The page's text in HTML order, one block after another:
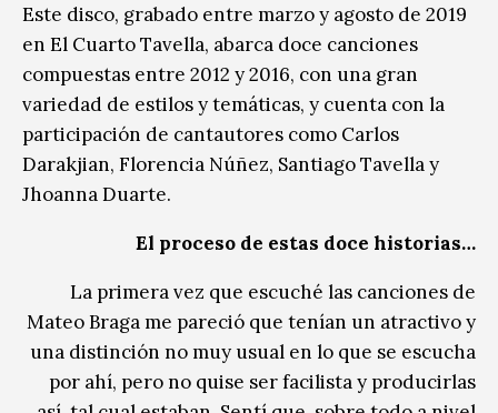
Este disco, grabado entre marzo y agosto de 2019
en El Cuarto Tavella, abarca doce canciones
compuestas entre 2012 y 2016, con una gran
variedad de estilos y temáticas, y cuenta con la
participación de cantautores como Carlos
Darakjian, Florencia Núñez, Santiago Tavella y
Jhoanna Duarte.
El proceso de estas doce historias…
La primera vez que escuché las canciones de
Mateo Braga me pareció que tenían un atractivo y
una distinción no muy usual en lo que se escucha
por ahí, pero no quise ser facilista y producirlas